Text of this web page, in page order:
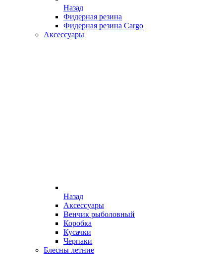
Назад
Фидерная резина
Фидерная резина Cargo
Аксессуары
Назад
Аксессуары
Венчик рыболовный
Коробка
Кусачки
Черпаки
Блесны летние